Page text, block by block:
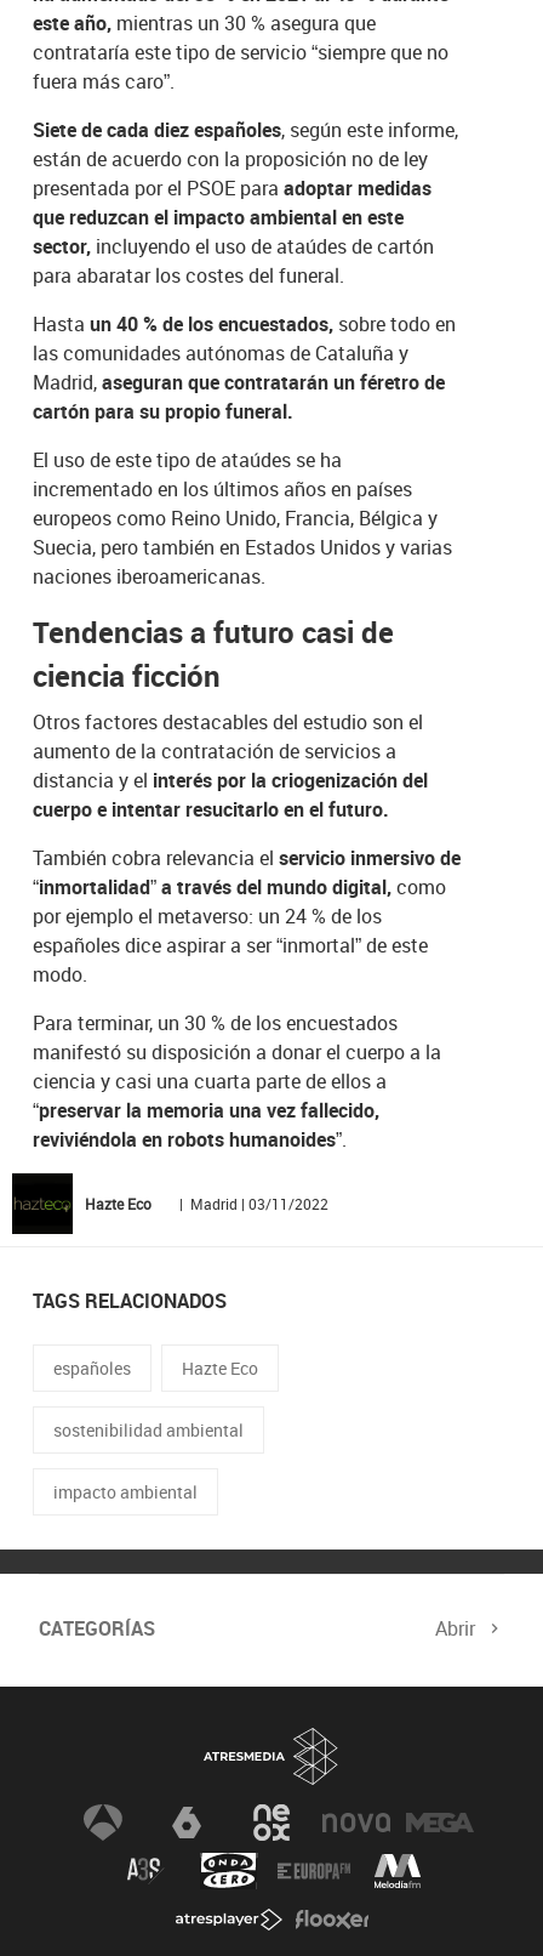
este año, mientras un 30 % asegura que
contrataría este tipo de servicio “siempre que no
fuera más caro”.
Siete de cada diez españoles, según este informe,
están de acuerdo con la proposición no de ley
presentada por el PSOE paraadoptar medidas
que reduzcan el impacto ambiental en este
sector, incluyendo el uso de ataúdes de cartón
para abaratar los costes del funeral.
Hastaun 40 % de los encuestados, sobre todo en
las comunidades autónomas de Cataluña y
Madrid,aseguran que contratarán un féretro de
cartón para su propio funeral.
El uso de este tipo de ataúdes se ha
incrementado en los últimos años en países
europeos como Reino Unido, Francia, Bélgica y
Suecia, pero también en Estados Unidos y varias
naciones iberoamericanas.
Tendencias a futuro casi de
ciencia ficción
Otros factores destacables del estudio son el
aumento de la contratación de servicios a
distancia y el interés por la criogenización del
cuerpo e intentar resucitarlo en el futuro.
También cobra relevancia elservicio inmersivo de
“inmortalidad” a través del mundo digital,como
por ejemplo el metaverso: un 24 % de los
españoles dice aspirar a ser “inmortal” de este
modo.
Para terminar, un 30 % de los encuestados
manifestó su disposición a donar el cuerpo a la
ciencia y casi una cuarta parte de ellos a
“preservar la memoria una vez fallecido,
reviviéndola en robots humanoides”.
Hazte Eco | Madrid | 03/11/2022
TAGS RELACIONADOS
españoles Hazte Eco
sostenibilidad ambiental
impacto ambiental
CATEGORÍAS Abrir
Biodiversidad Cambio Climático